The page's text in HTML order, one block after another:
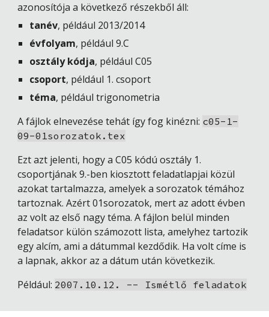
azonosítója a következő részekből áll:
tanév, például 2013/2014
évfolyam, például 9.C
osztály kódja, például C05
csoport, például 1. csoport
téma, például trigonometria
A fájlok elnevezése tehát így fog kinézni: c05-1-
09-01sorozatok.tex
Ezt azt jelenti, hogy a C05 kódú osztály 1.
csoportjának 9.-ben kiosztott feladatlapjai közül
azokat tartalmazza, amelyek a sorozatok témához
tartoznak. Azért 01sorozatok, mert az adott évben
az volt az első nagy téma. A fájlon belül minden
feladatsor külön számozott lista, amelyhez tartozik
egy alcím, ami a dátummal kezdődik. Ha volt címe is
a lapnak, akkor az a dátum után következik.
Például: 2007.10.12. -- Ismétlő feladatok